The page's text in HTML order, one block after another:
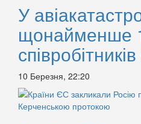
У
щонайменше
10 Березня, 22:20